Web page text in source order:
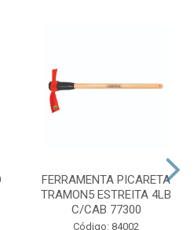
FERRAMENTA PICARETA
TRAMON5 ESTREITA 4LB
C/CAB 77300
Código: 84002